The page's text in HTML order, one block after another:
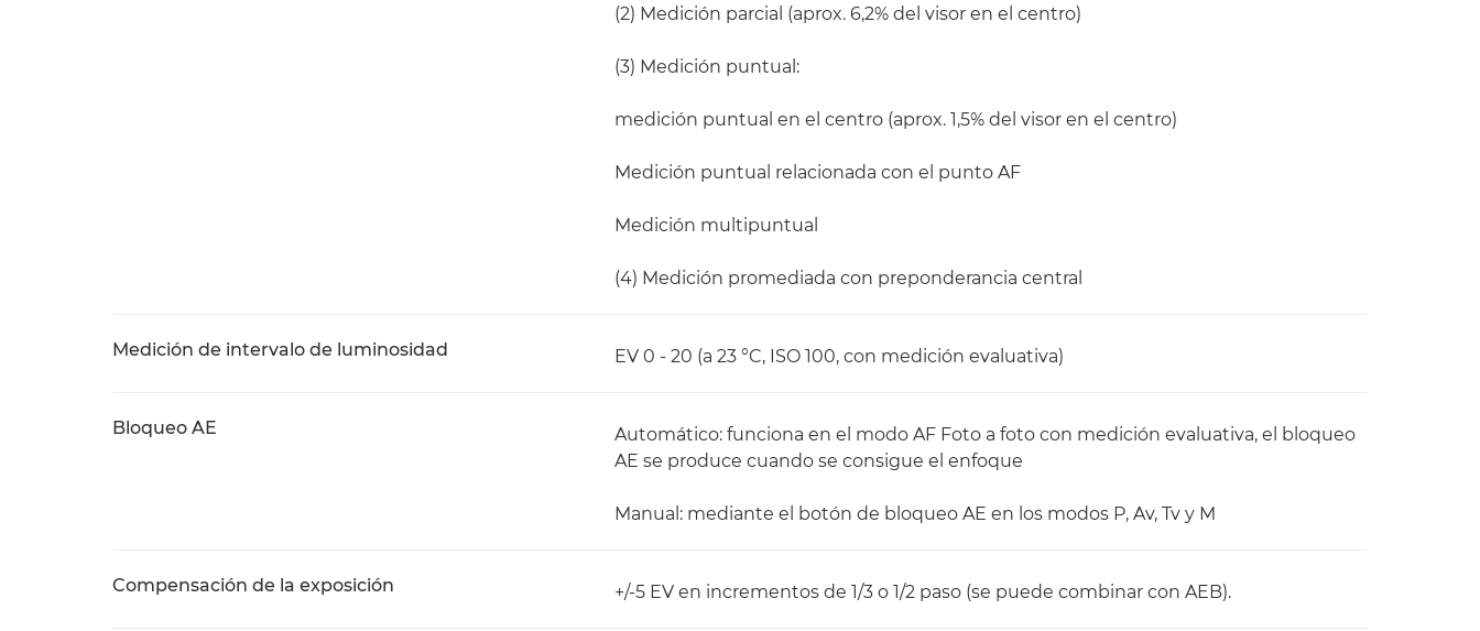
(2) Medición parcial (aprox. 6,2% del visor en el centro)
(3) Medición puntual:
medición puntual en el centro (aprox. 1,5% del visor en el centro)
Medición puntual relacionada con el punto AF
Medición multipuntual
(4) Medición promediada con preponderancia central
Medición de intervalo de luminosidad EV 0 - 20 (a 23 °C, ISO 100, con medición evaluativa)
Bloqueo AE
Automático: funciona en el modo AF Foto a foto con medición evaluativa, el bloqueo
AE se produce cuando se consigue el enfoque
Manual: mediante el botón de bloqueo AE en los modos P, Av, Tv y M
Compensación de la exposición +/-5 EV en incrementos de 1/3 o 1/2 paso (se puede combinar con AEB).